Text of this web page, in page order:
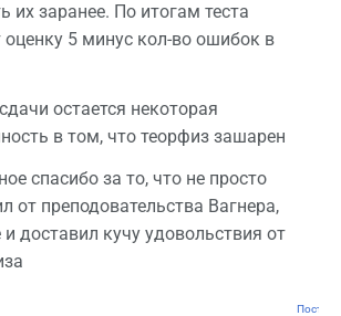
их заранее. По итогам теста
оценку 5 минус кол-во ошибок в
остается некоторая
в том, что теорфиз зашарен
спасибо за то, что не просто
от преподовательства Вагнера,
доставил кучу удовольствия от